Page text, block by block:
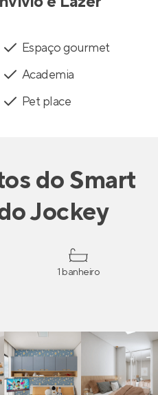
Espaço gourmet
Academia
Pet place
doSmart
Jockey
1 banheiro